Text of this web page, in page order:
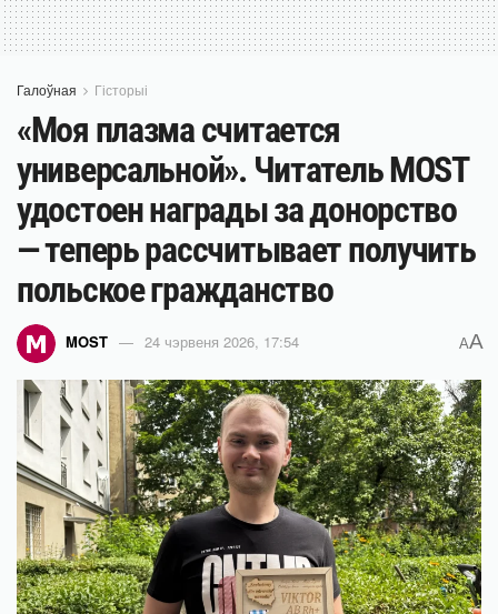
Галоўная Гісторыі
«Моя плазма считается
универсальной». Читатель MOST
удостоен награды за донорство
— теперь рассчитывает получить
польское гражданство
MOST 24 чэрвеня 2026, 17:54 AA